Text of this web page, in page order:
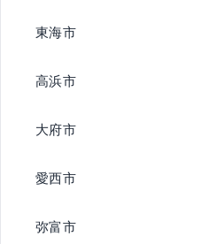
東海市
高浜市
大府市
愛西市
弥富市